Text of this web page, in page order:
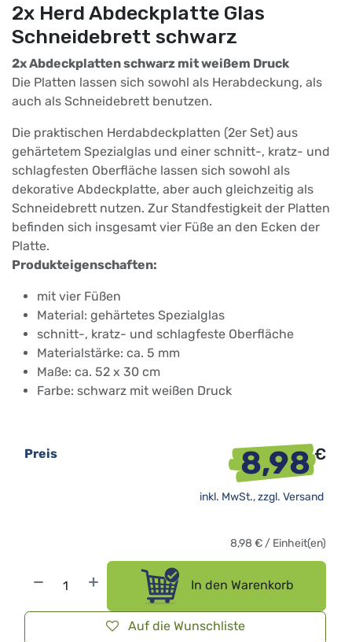
2x Herd Abdeckplatte Glas
Schneidebrett schwarz
2x Abdeckplatten schwarz mit weißem Druck
Die Platten lassen sich sowohl als Herabdeckung, als
auch als Schneidebrett benutzen.
Die praktischen Herdabdeckplatten (2er Set) aus
gehärtetem Spezialglas und einer schnitt-, kratz- und
schlagfesten Oberfläche lassen sich sowohl als
dekorative Abdeckplatte, aber auch gleichzeitig als
Schneidebrett nutzen. Zur Standfestigkeit der Platten
befinden sich insgesamt vier Füße an den Ecken der
Platte.
Produkteigenschaften:
mit vier Füßen
Material: gehärtetes Spezialglas
schnitt-, kratz- und schlagfeste Oberfläche
Materialstärke: ca. 5 mm
Maße: ca. 52 x 30 cm
Farbe: schwarz mit weißen Druck
In den Warenkorb
Auf die Wunschliste
Preis 8,98€
inkl. MwSt., zzgl. Versand
8,98 € / Einheit(en)